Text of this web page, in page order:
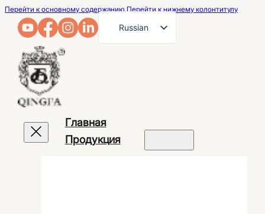
Перейти к основному содержанию Перейти к нижнему колонтитулу
Russian
Portuguese
Главная
Продукция